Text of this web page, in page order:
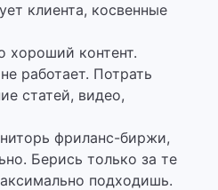
клиента, косвенные
хороший контент.
работает. Потрать
статей, видео,
фриланс-биржи,
Берись только за те
подходишь.